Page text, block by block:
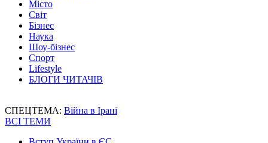
Місто
Світ
Бізнес
Наука
Шоу-бізнес
Спорт
Lifestyle
БЛОГИ ЧИТАЧІВ
СПЕЦТЕМА: Війна в Ірані
ВСІ ТЕМИ